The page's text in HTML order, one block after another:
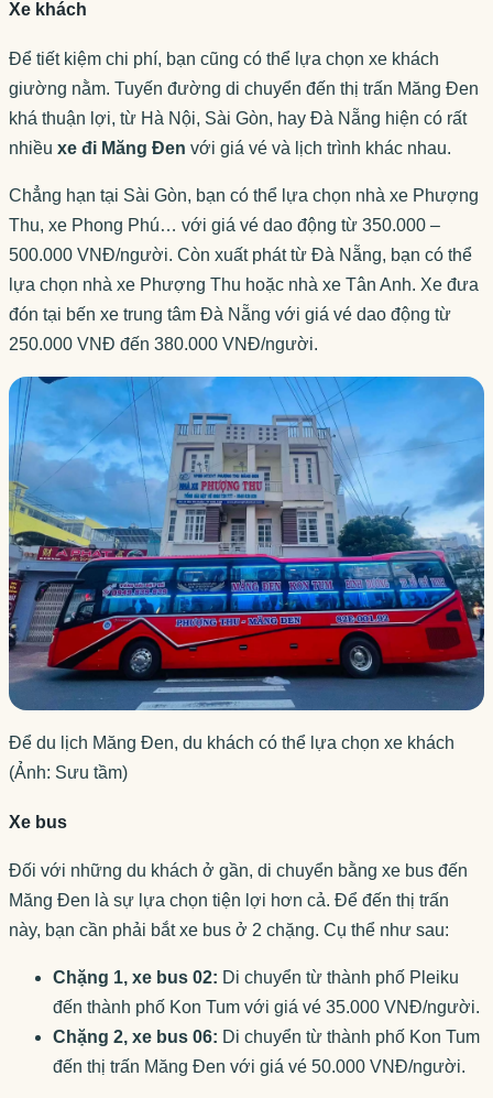
Xe khách
Để tiết kiệm chi phí, bạn cũng có thể lựa chọn xe khách
giường nằm. Tuyến đường di chuyển đến thị trấn Măng Đen
khá thuận lợi, từ Hà Nội, Sài Gòn, hay Đà Nẵng hiện có rất
nhiều xe đi Măng Đen với giá vé và lịch trình khác nhau.
Chẳng hạn tại Sài Gòn, bạn có thể lựa chọn nhà xe Phượng
Thu, xe Phong Phú… với giá vé dao động từ 350.000 –
500.000 VNĐ/người. Còn xuất phát từ Đà Nẵng, bạn có thể
lựa chọn nhà xe Phượng Thu hoặc nhà xe Tân Anh. Xe đưa
đón tại bến xe trung tâm Đà Nẵng với giá vé dao động từ
250.000 VNĐ đến 380.000 VNĐ/người.
Để du lịch Măng Đen, du khách có thể lựa chọn xe khách
(Ảnh: Sưu tầm)
Xe bus
Đối với những du khách ở gần, di chuyển bằng xe bus đến
Măng Đen là sự lựa chọn tiện lợi hơn cả. Để đến thị trấn
này, bạn cần phải bắt xe bus ở 2 chặng. Cụ thể như sau:
Chặng 1, xe bus 02: Di chuyển từ thành phố Pleiku
đến thành phố Kon Tum với giá vé 35.000 VNĐ/người.
Chặng 2, xe bus 06: Di chuyển từ thành phố Kon Tum
đến thị trấn Măng Đen với giá vé 50.000 VNĐ/người.